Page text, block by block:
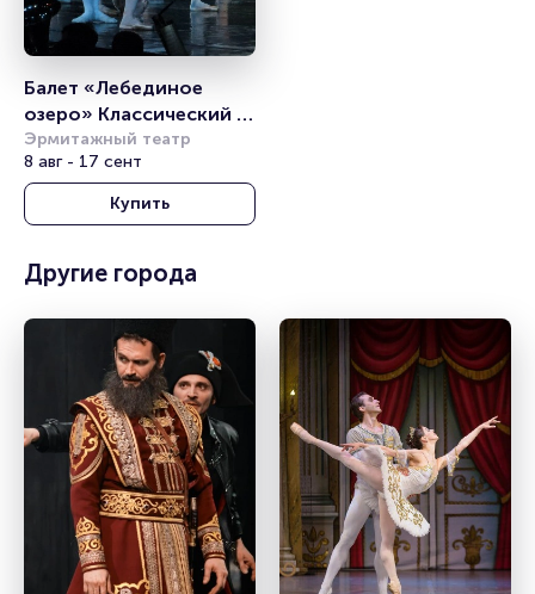
Балет «Лебединое
озеро» Классический
балет с
видеоэффектами
(«Санкт-Петербургский
Балет»)
Эрмитажный театр
8 авг - 17 сент
Купить
Другие города